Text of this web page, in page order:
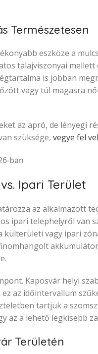
Természetesen
eszköze a
talajviszonyai
is jobban
vagy túl magasra
az apró, de lényegi
szüksége, vegye fel
Ipari Terület
az alkalmazott
ipari telephelyről van
külterületi vagy ipari
Kaposvár helyi
az időintervallum
tartjuk a
az a lehető legkisebb
Területén